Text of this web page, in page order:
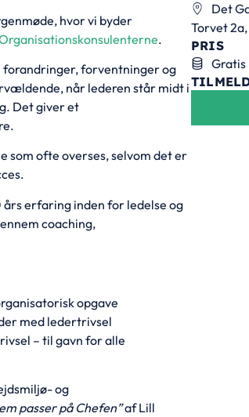
hvor vi byder
.
forandringer, forventninger og
når lederen står midt i
Det giver et
som ofte overses, selvom det er
erfaring inden for ledelse og
coaching,
opgave
med ledertrivsel
– til gavn for alle
og
passer på Chefen”af Lill
Det
Torvet
PRIS
Gratis